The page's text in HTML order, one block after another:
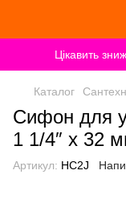
Цікавить
Каталог
Сифон для
1 1/4″ x 32
Артикул: HC2J